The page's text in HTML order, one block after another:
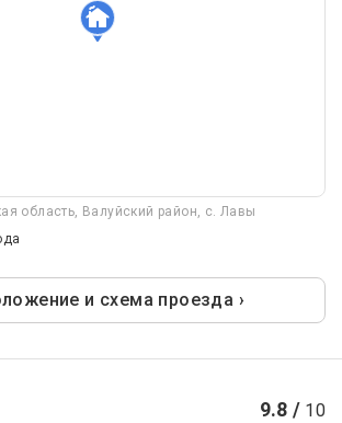
область, Валуйский район, с. Лавы
и схема проезда ›
9.8 / 10